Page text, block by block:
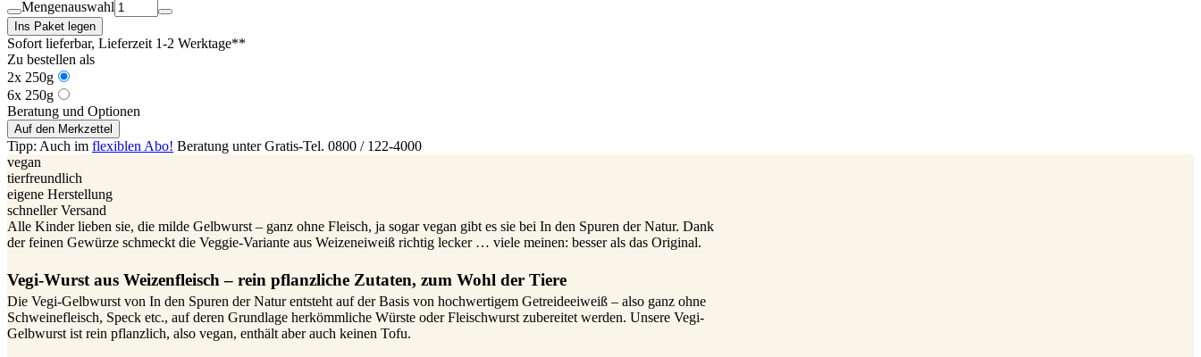
Mengenauswahl
Ins Paket legen
Sofort lieferbar, Lieferzeit 1-2 Werktage**
Zu bestellen als
2x 250g
6x 250g
Beratung und Optionen
Auf den Merkzettel
Tipp: Auch im flexiblen Abo! Beratung unter Gratis-Tel. 0800 / 122-4000
vegan
tierfreundlich
eigene Herstellung
schneller Versand
Alle Kinder lieben sie, die milde Gelbwurst – ganz ohne Fleisch, ja sogar vegan gibt es sie bei In den Spuren der Natur. Dank
der feinen Gewürze schmeckt die Veggie-Variante aus Weizeneiweiß richtig lecker … viele meinen: besser als das Original.
Vegi-Wurst aus Weizenfleisch – rein pflanzliche Zutaten, zum Wohl der Tiere
Die Vegi-Gelbwurst von In den Spuren der Natur entsteht auf der Basis von hochwertigem Getreideeiweiß – also ganz ohne
Schweinefleisch, Speck etc., auf deren Grundlage herkömmliche Würste oder Fleischwurst zubereitet werden. Unsere Vegi-
Gelbwurst ist rein pflanzlich, also vegan, enthält aber auch keinen Tofu.